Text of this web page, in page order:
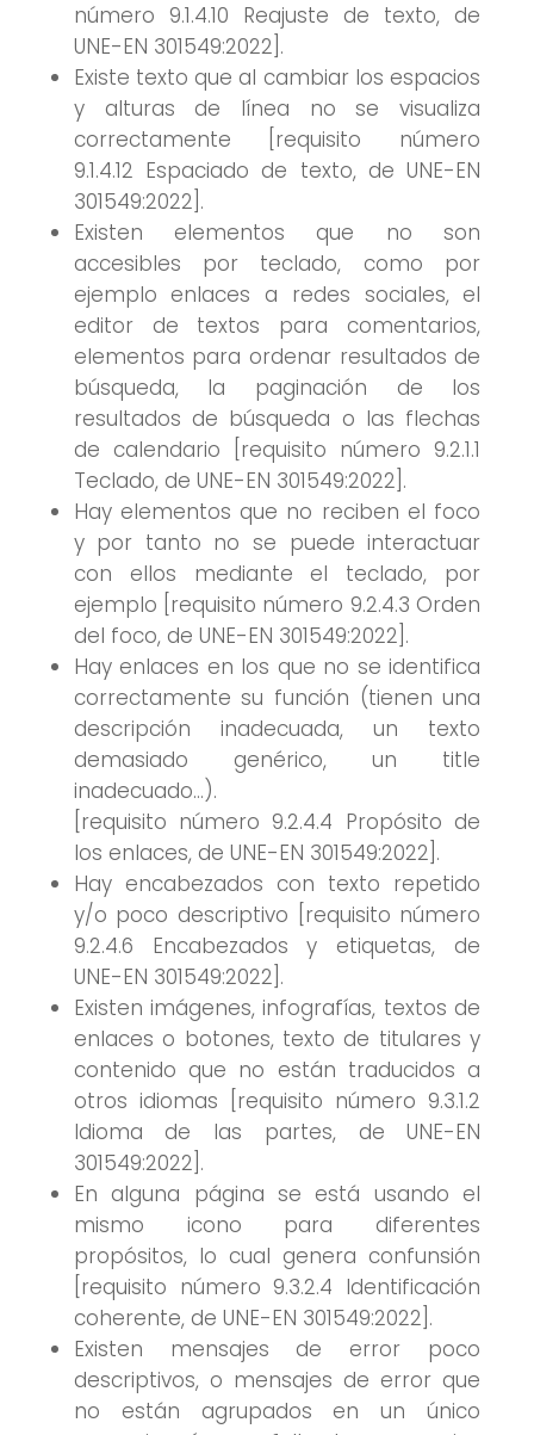
número 9.1.4.10 Reajuste de texto, de
UNE-EN 301549:2022].
Existe texto que al cambiar los espacios
y alturas de línea no se visualiza
correctamente [requisito número
9.1.4.12 Espaciado de texto, de UNE-EN
301549:2022].
Existen elementos que no son
accesibles por teclado, como por
ejemplo enlaces a redes sociales, el
editor de textos para comentarios,
elementos para ordenar resultados de
búsqueda, la paginación de los
resultados de búsqueda o las flechas
de calendario [requisito número 9.2.1.1
Teclado, de UNE-EN 301549:2022].
Hay elementos que no reciben el foco
y por tanto no se puede interactuar
con ellos mediante el teclado, por
ejemplo [requisito número 9.2.4.3 Orden
del foco, de UNE-EN 301549:2022].
Hay enlaces en los que no se identifica
correctamente su función (tienen una
descripción inadecuada, un texto
demasiado genérico, un title
inadecuado…).
[requisito número 9.2.4.4 Propósito de
los enlaces, de UNE-EN 301549:2022].
Hay encabezados con texto repetido
y/o poco descriptivo [requisito número
9.2.4.6 Encabezados y etiquetas, de
UNE-EN 301549:2022].
Existen imágenes, infografías, textos de
enlaces o botones, texto de titulares y
contenido que no están traducidos a
otros idiomas [requisito número 9.3.1.2
Idioma de las partes, de UNE-EN
301549:2022].
En alguna página se está usando el
mismo icono para diferentes
propósitos, lo cual genera confunsión
[requisito número 9.3.2.4 Identificación
coherente, de UNE-EN 301549:2022].
Existen mensajes de error poco
descriptivos, o mensajes de error que
no están agrupados en un único